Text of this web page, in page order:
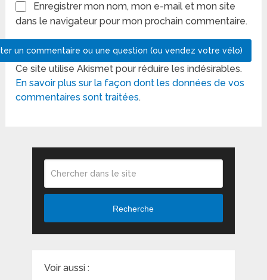
Enregistrer mon nom, mon e-mail et mon site
dans le navigateur pour mon prochain commentaire.
Ce site utilise Akismet pour réduire les indésirables.
En savoir plus sur la façon dont les données de vos
commentaires sont traitées.
Recherche
Voir aussi :